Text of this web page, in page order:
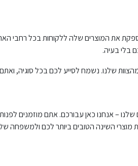
את המוצרים שלה ללקוחות בכל רחבי
בלי בעיה.
שלנו. נשמח לסייע לכם בכל סוגיה, ואתם
– אנחנו כאן עבורכם. אתם מוזמנים
השינה הטובים ביותר לכם ולמשפחה